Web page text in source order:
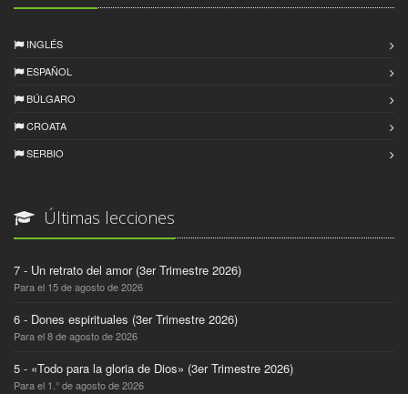
INGLÉS
ESPAÑOL
BÚLGARO
CROATA
SERBIO
Últimas lecciones
7 - Un retrato del amor (3er Trimestre 2026)
Para el 15 de agosto de 2026
6 - Dones espirituales (3er Trimestre 2026)
Para el 8 de agosto de 2026
5 - «Todo para la gloria de Dios» (3er Trimestre 2026)
Para el 1.° de agosto de 2026